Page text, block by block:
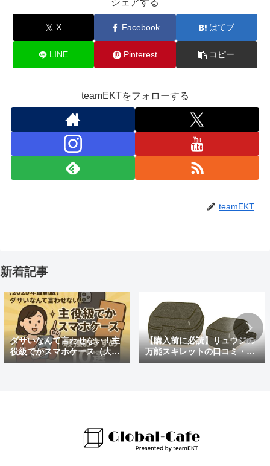
シェアする
X Facebook はてブ
LINE Pinterest コピー
teamEKTをフォローする
teamEKT
新着記事
ダサいなんて言わせない！主
役級でかスマホケース（大き
めの）最強おすすめ10選
【購入前に必読】リュウジの
万能スキレットの口コミ・評
判まとめ｜後悔しないための